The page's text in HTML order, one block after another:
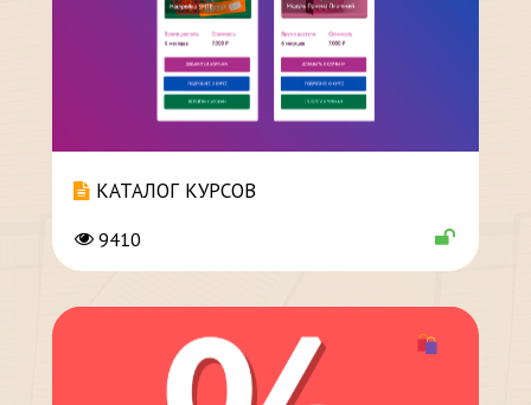
КАТАЛОГ КУРСОВ
9410